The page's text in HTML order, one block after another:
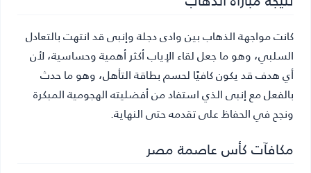
كانت مواجهة الذهاب بين وادى دجلة وإنبى قد انتهت بالتعادل
السلبي، وهو ما جعل لقاء الإياب أكثر أهمية وحساسية، لأن
أي هدف قد يكون كافيًا لحسم بطاقة التأهل، وهو ما حدث
بالفعل مع إنبى الذي استفاد من أفضليته الهجومية المبكرة
ونجح في الحفاظ على تقدمه حتى النهاية.
مكافآت كأس عاصمة مصر